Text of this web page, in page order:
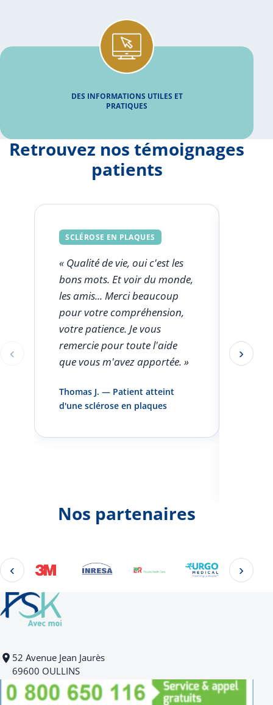
DES INFORMATIONS UTILES ET
PRATIQUES
Retrouvez nos témoignages
patients
‹
SCLÉROSE EN PLAQUES
« Qualité de vie, oui c'est les
bons mots. Et voir du monde,
les amis... Merci beaucoup
pour votre compréhension,
votre patience. Je vous
remercie pour toute l'aide
que vous m'avez apportée. »
Thomas J. — Patient atteint
d'une sclérose en plaques
pas
›
Éléments 1 à 1 sur 5
Nos partenaires
‹ ›
Éléments 2 à 4 sur 22
52 Avenue Jean Jaurès
69600 OULLINS